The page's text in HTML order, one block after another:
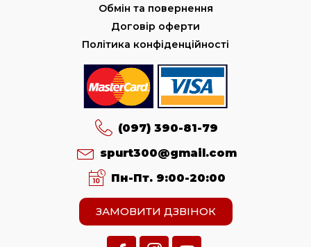
Обмін та повернення
Договір оферти
Політика конфіденційності
(097) 390-81-79
spurt300@gmail.com
Пн-Пт. 9:00-20:00
ЗАМОВИТИ ДЗВІНОК